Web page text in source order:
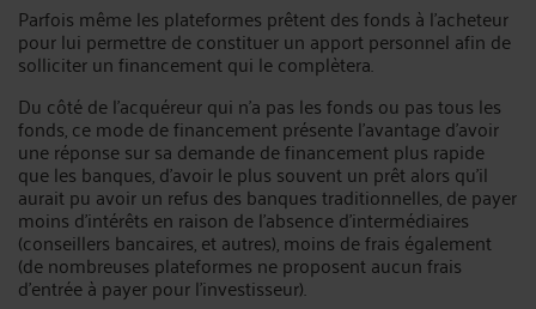
Parfois même les plateformes prêtent des fonds à l’acheteur
pour lui permettre de constituer un apport personnel afin de
solliciter un financement qui le complètera.
Du côté de l’acquéreur qui n’a pas les fonds ou pas tous les
fonds, ce mode de financement présente l’avantage d’avoir
une réponse sur sa demande de financement plus rapide
que les banques, d’avoir le plus souvent un prêt alors qu’il
aurait pu avoir un refus des banques traditionnelles, de payer
moins d’intérêts en raison de l’absence d’intermédiaires
(conseillers bancaires, et autres), moins de frais également
(de nombreuses plateformes ne proposent aucun frais
d’entrée à payer pour l’investisseur).